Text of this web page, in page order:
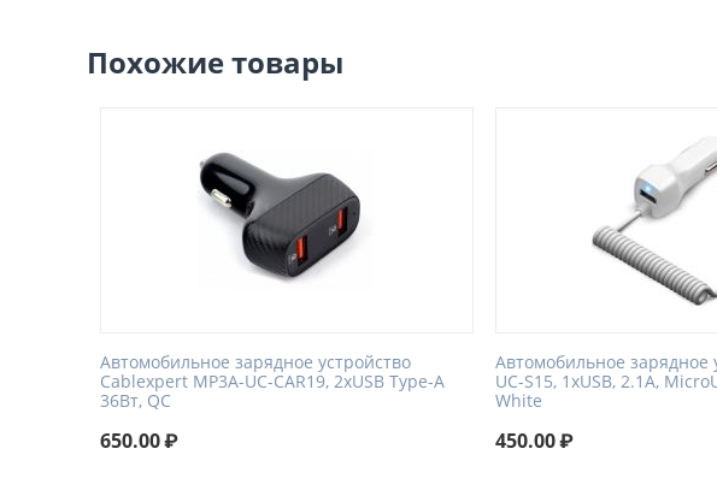
Похожие товары
Автомобильное зарядное устройство
Cablexpert MP3A-UC-CAR19, 2хUSB Type-A
36Вт, QC
650.00₽
Автомобильное зарядное
UC-S15, 1xUSB, 2.1A,
White
450.00₽